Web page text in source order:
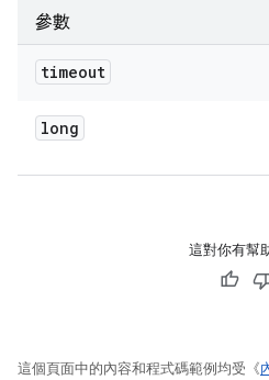
參數
timeout
long
這對你有幫
這個頁面中的內容和程式碼範例均受《